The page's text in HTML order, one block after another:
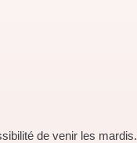
de venir les mardis.